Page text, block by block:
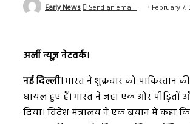
Early News Send an email February 7,
अर्ली न्यूज़ नेटवर्क।
नई दिल्ली।भारत ने शुक्रवार को
घायल हुए हैं। भारत ने जहां एक ओर पीड़ितों
दिया। विदेश मंत्रालय ने एक बयान में कहा